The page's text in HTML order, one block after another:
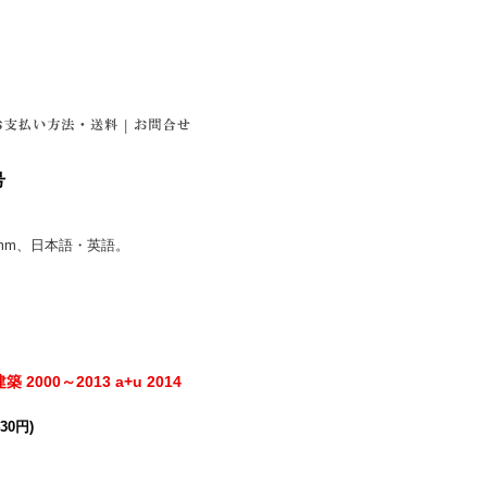
、日本語・英語。
築 2000～2013 a+u 2014
円)